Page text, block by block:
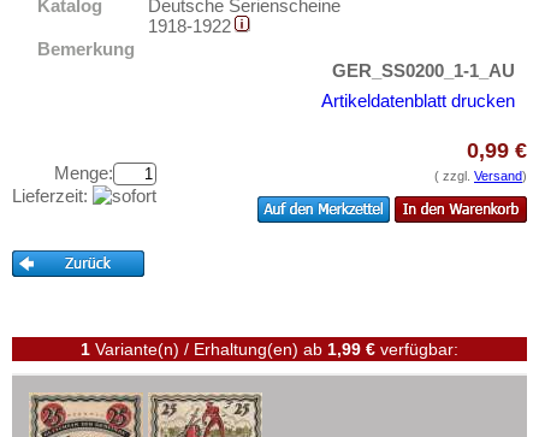
Bützow
Buxtehude
Orte mit F...
Orte mit H...
Orte mit J...
Orte mit K...
Orte mit L...
Aufbewahrung
Gutscheine
Informationen
Preislisten
Ankauf
Gratisbanknoten
FAQ
Katalog
Deutsche Serienscheine
1918-1922
Bemerkung
GER_SS0200_1-1_AU
Artikeldatenblatt drucken
Menge:
Lieferzeit:
0,99 €
( zzgl. Versand)
1 Variante(n) / Erhaltung(en) ab 1,99 € verfügbar: